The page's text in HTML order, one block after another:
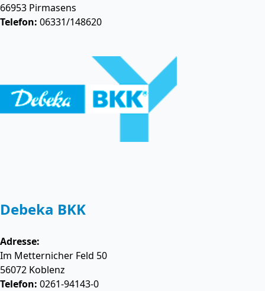
66953 Pirmasens
Telefon: 06331/148620
Debeka BKK
Adresse:
Im Metternicher Feld 50
56072 Koblenz
Telefon: 0261-94143-0